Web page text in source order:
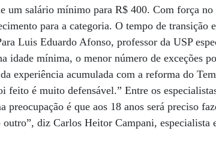
um salário mínimo para R$ 400. Com força no
para a categoria. O tempo de transição
Luis Eduardo Afonso, professor da USP
idade mínima, o menor número de exceções
experiência acumulada com a reforma do
é muito defensável.” Entre os
é que aos 18 anos será preciso
diz Carlos Heitor Campani, especialista